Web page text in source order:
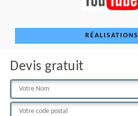
RÉALISATIONS
Devis gratuit